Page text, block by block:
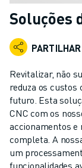
ROBÔS INDUSTRIAIS
ROBÔS
GAMA DE ROBÔS
CONTROLADORES DE
ACESSÓRIOS PARA
SOFTWARE PARA
SOFTWARE DE
PRODUTOS DE
AUTOMAÇÃO DE
ROBÔS DE
ROBÔS
Soluções
PARTILHAR
Revitalizar, não
reduza os custos
futuro. Esta
CNC com os
accionamentos e
completa. A
um
funcionalidades